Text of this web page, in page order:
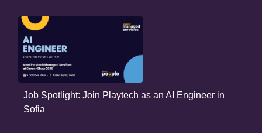
Job Spotlight: Join Playtech as an AI Engineer in
Sofia